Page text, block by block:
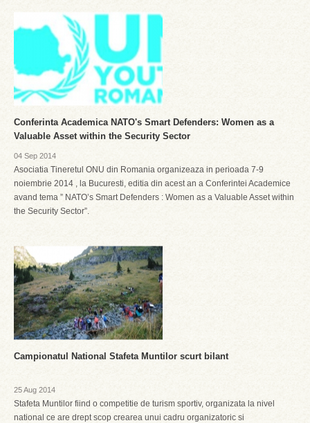
Conferinta Academica NATO's Smart Defenders: Women as a
Valuable Asset within the Security Sector
04 Sep 2014
Asociatia Tineretul ONU din Romania organizeaza in perioada 7-9
noiembrie 2014 , la Bucuresti, editia din acest an a Conferintei Academice
avand tema ” NATO’s Smart Defenders : Women as a Valuable Asset within
the Security Sector”.
Campionatul National Stafeta Muntilor scurt bilant
25 Aug 2014
Stafeta Muntilor fiind o competitie de turism sportiv, organizata la nivel
national ce are drept scop crearea unui cadru organizatoric si